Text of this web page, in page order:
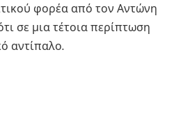
φορέα από τον Αντώνη
σε μια τέτοια περίπτωση
αντίπαλο.